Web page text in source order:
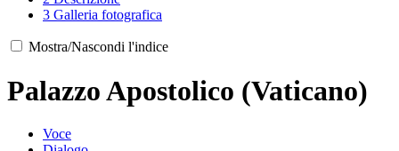
3 Galleria fotografica
Mostra/Nascondi l'indice
Palazzo Apostolico (Vaticano)
Voce